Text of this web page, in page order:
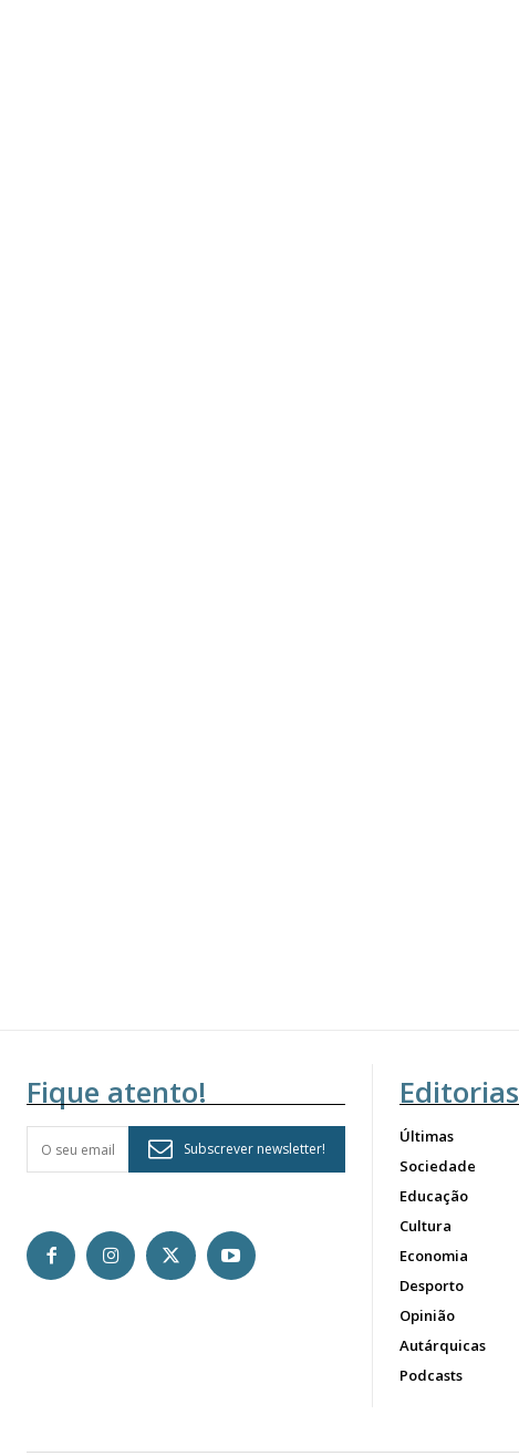
Fique atento!
Subscrever newsletter!
Editorias
Últimas
Sociedade
Educação
Cultura
Economia
Desporto
Opinião
Autárquicas
Podcasts